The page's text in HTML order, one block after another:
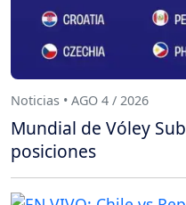
Noticias • AGO 4 / 2026
Mundial de Vóley
posiciones